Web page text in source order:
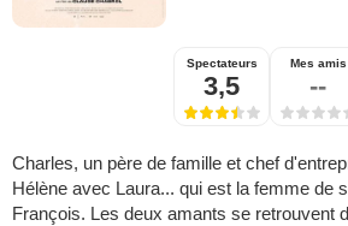
Spectateurs
3,5
Mes amis
--
Charles, un père de famille et chef
Hélène avec Laura... qui est la femme de
François. Les deux amants se retrouvent